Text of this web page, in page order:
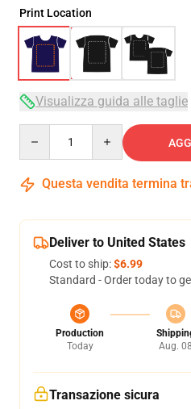
Print Location
Visualizza guida alle taglie
Questa vendita termina
Deliver to United States
Cost to ship:$6.99
Standard - Order today to
Production
Today
Aug. 08
Transazione sicura